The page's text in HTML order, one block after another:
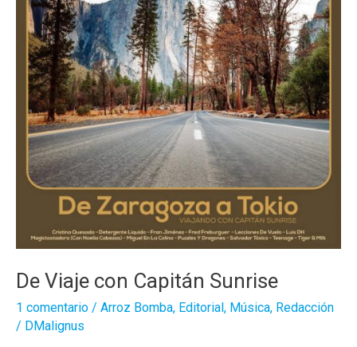
De Viaje con Capitán Sunrise
1 comentario / Arroz Bomba, Editorial , Música, Redacción
/ DMalignus